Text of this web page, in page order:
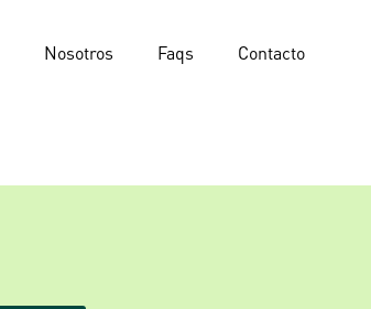
Nosotros Faqs Contacto